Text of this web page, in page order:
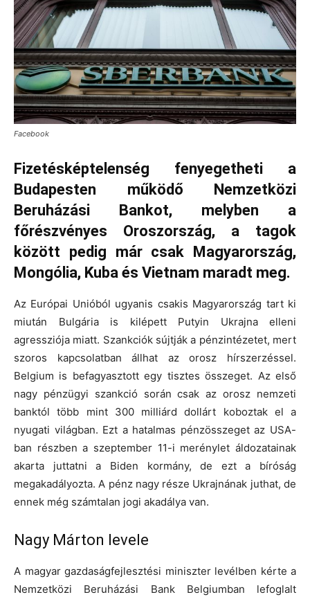
Facebook
Fizetésképtelenség fenyegetheti a
Budapesten működő Nemzetközi
Beruházási Bankot, melyben a
főrészvényes Oroszország, a tagok
között pedig már csak Magyarország,
Mongólia, Kuba és Vietnam maradt meg.
Az Európai Unióból ugyanis csakis Magyarország tart ki
miután Bulgária is kilépett Putyin Ukrajna elleni
agressziója miatt. Szankciók sújtják a pénzintézetet, mert
szoros kapcsolatban állhat az orosz hírszerzéssel.
Belgium is befagyasztott egy tisztes összeget. Az első
nagy pénzügyi szankció során csak az orosz nemzeti
banktól több mint 300 milliárd dollárt koboztak el a
nyugati világban. Ezt a hatalmas pénzösszeget az USA-
ban részben a szeptember 11-i merénylet áldozatainak
akarta juttatni a Biden kormány, de ezt a bíróság
megakadályozta. A pénz nagy része Ukrajnának juthat, de
ennek még számtalan jogi akadálya van.
Nagy Márton levele
A magyar gazdaságfejlesztési miniszter levélben kérte a
Nemzetközi Beruházási Bank Belgiumban lefoglalt